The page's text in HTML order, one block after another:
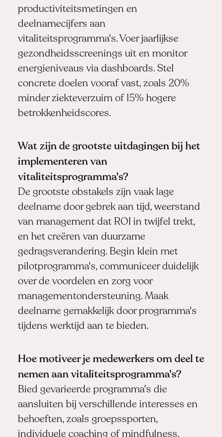
productiviteitsmetingen en
deelnamecijfers aan
vitaliteitsprogramma's. Voer jaarlijkse
gezondheidsscreenings uit en monitor
energieniveaus via dashboards. Stel
concrete doelen vooraf vast, zoals 20%
minder ziekteverzuim of 15% hogere
betrokkenheidscores.
Wat zijn de grootste uitdagingen bij het
implementeren van
vitaliteitsprogramma's?
De grootste obstakels zijn vaak lage
deelname door gebrek aan tijd, weerstand
van management dat ROI in twijfel trekt,
en het creëren van duurzame
gedragsverandering. Begin klein met
pilotprogramma's, communiceer duidelijk
over de voordelen en zorg voor
managementondersteuning. Maak
deelname gemakkelijk door programma's
tijdens werktijd aan te bieden.
Hoe motiveer je medewerkers om deel te
nemen aan vitaliteitsprogramma's?
Bied gevarieerde programma's die
aansluiten bij verschillende interesses en
behoeften, zoals groepssporten,
individuele coaching of mindfulness.